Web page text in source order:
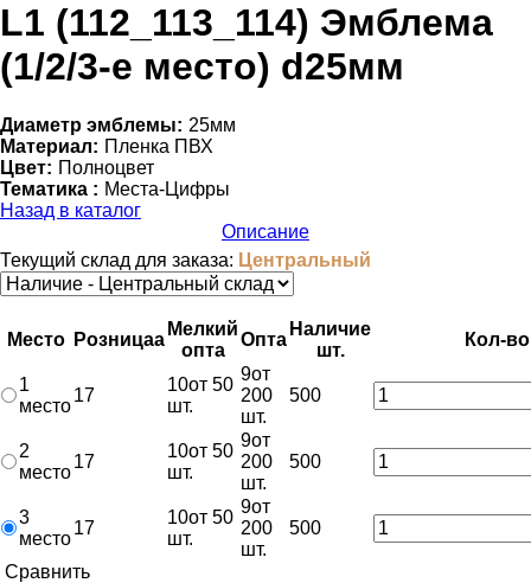
L1 (112_113_114) Эмблема
(1/2/3-е место) d25мм
Диаметр эмблемы: 25мм
Материал: Пленка ПВХ
Цвет: Полноцвет
Тематика : Места-Цифры
Назад в каталог
Описание
Текущий склад для заказа: Центральный
Место Розницаa
Мелкий
оптa
Оптa
Наличие
шт.
Кол-во
1
место
17
10от 50
шт.
9от
200
шт.
500
2
место
17
10от 50
шт.
9от
200
шт.
500
3
место
17
10от 50
шт.
9от
200
шт.
500
Cравнить